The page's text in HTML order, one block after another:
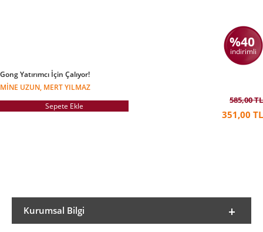
%40
indirimli
Gong Yatırımcı İçin Çalıyor!
MINE UZUN, MERT YILMAZ
Sepete Ekle
585,00 TL
351,00 TL
Kurumsal Bilgi